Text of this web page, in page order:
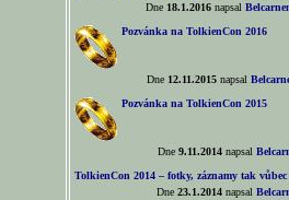
Dne 18.1.2016napsal
Pozvánka na TolkienCon 2016
Dne 12.11.2015napsal
Pozvánka na TolkienCon 2015
Dne 9.11.2014napsal
TolkienCon 2014 – fotky, záznamy tak
Dne 23.1.2014napsal